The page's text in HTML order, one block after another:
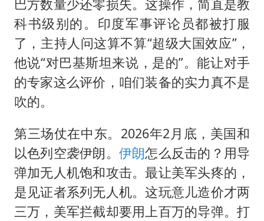
巴方数量少还零损失。这操作，简直是教
科书级别的。印度军事评论员都被打服
了，主持人问这算不算“超级大国效应”，
他说“对巴基斯坦来说，是的”。能让对手
的专家这么评价，咱们装备的实力真不是
吹的。
第三场仗在中东。2026年2月底，美国和
以色列空袭伊朗。 伊朗怎么反击的？用导
弹加无人机饱和攻击。最让美军头疼的，
是见证者系列无人机。这玩意儿造价才两
三万，美军拦截却要用上百万的导弹。打